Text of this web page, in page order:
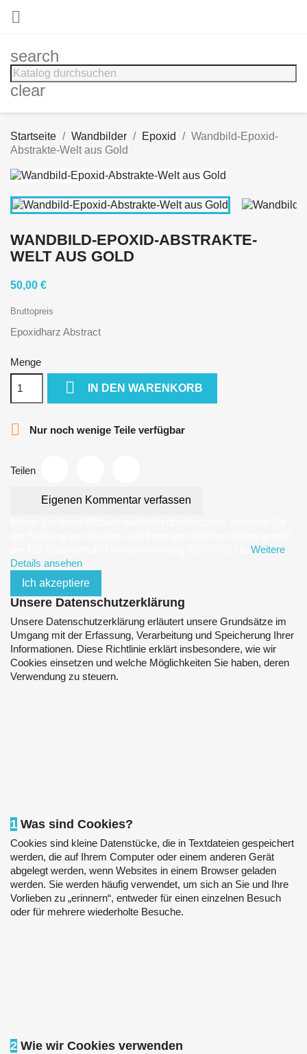

search
clear
Startseite Wandbilder Epoxid
Wandbild-Epoxid-
Abstrakte-Welt aus Gold
WANDBILD-EPOXID-ABSTRAKTE-
WELT AUS GOLD
50,00 €
Bruttopreis
Epoxidharz Abstract
Menge
 IN DEN WARENKORB
 Nur noch wenige Teile verfügbar
Teilen
Eigenen Kommentar verfassen
Weitere
Details ansehen
Ich akzeptiere
Unsere Datenschutzerklärung
Unsere Datenschutzerklärung erläutert unsere Grundsätze im
Umgang mit der Erfassung, Verarbeitung und Speicherung Ihrer
Informationen. Diese Richtlinie erklärt insbesondere, wie wir
Cookies einsetzen und welche Möglichkeiten Sie haben, deren
Verwendung zu steuern.
1 Was sind Cookies?
Cookies sind kleine Datenstücke, die in Textdateien gespeichert
werden, die auf Ihrem Computer oder einem anderen Gerät
abgelegt werden, wenn Websites in einem Browser geladen
werden. Sie werden häufig verwendet, um sich an Sie und Ihre
Vorlieben zu „erinnern“, entweder für einen einzelnen Besuch
oder für mehrere wiederholte Besuche.
2 Wie wir Cookies verwenden